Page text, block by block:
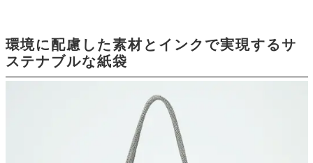
環境に配慮した素材とインクで実現するサ
ステナブルな紙袋